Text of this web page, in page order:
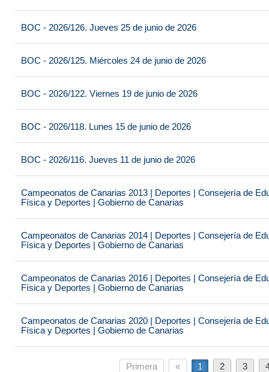
BOC - 2026/126. Jueves 25 de junio de 2026
BOC - 2026/125. Miércoles 24 de junio de 2026
BOC - 2026/122. Viernes 19 de junio de 2026
BOC - 2026/118. Lunes 15 de junio de 2026
BOC - 2026/116. Jueves 11 de junio de 2026
Campeonatos de Canarias 2013 | Deportes | Consejería de
Física y Deportes | Gobierno de Canarias
Campeonatos de Canarias 2014 | Deportes | Consejería de
Física y Deportes | Gobierno de Canarias
Campeonatos de Canarias 2016 | Deportes | Consejería de
Física y Deportes | Gobierno de Canarias
Campeonatos de Canarias 2020 | Deportes | Consejería de
Física y Deportes | Gobierno de Canarias
Primera « 1 2 3